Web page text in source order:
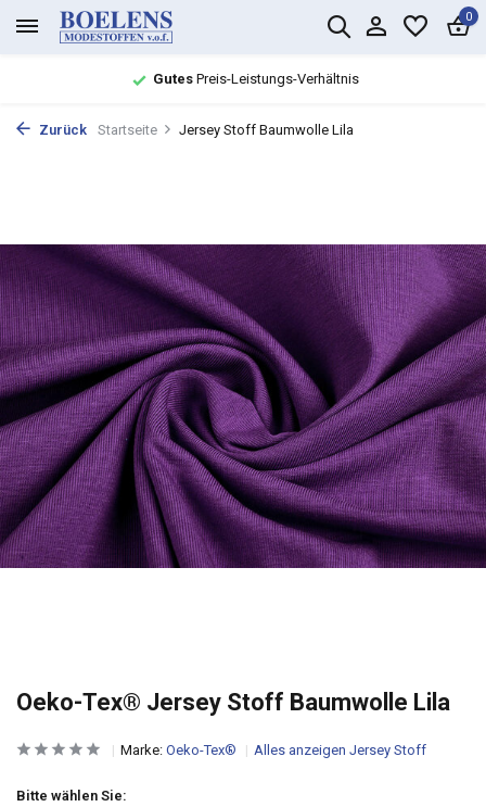
0
GutesPreis-Leistungs-Verhältnis
Zurück Startseite Jersey Stoff Baumwolle Lila
Oeko-Tex® Jersey Stoff Baumwolle Lila
Marke: Oeko-Tex® Alles anzeigen Jersey Stoff
Bitte wählen Sie: